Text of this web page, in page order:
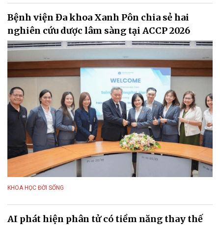
Bệnh viện Đa khoa Xanh Pôn chia sẻ hai
nghiên cứu dược lâm sàng tại ACCP 2026
KHOA HỌC ĐỜI SỐNG
AI phát hiện phân tử có tiềm năng thay thế